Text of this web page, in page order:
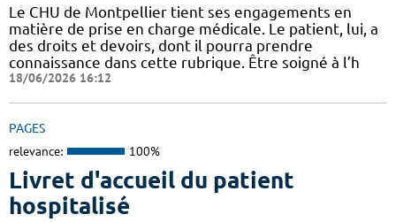
Le CHU de Montpellier tient ses engagements en
matière de prise en charge médicale. Le patient, lui, a
des droits et devoirs, dont il pourra prendre
connaissance dans cette rubrique. Être soigné à l’h
18/06/2026 16:12
PAGES
relevance: 100%
Livret d'accueil du patient
hospitalisé